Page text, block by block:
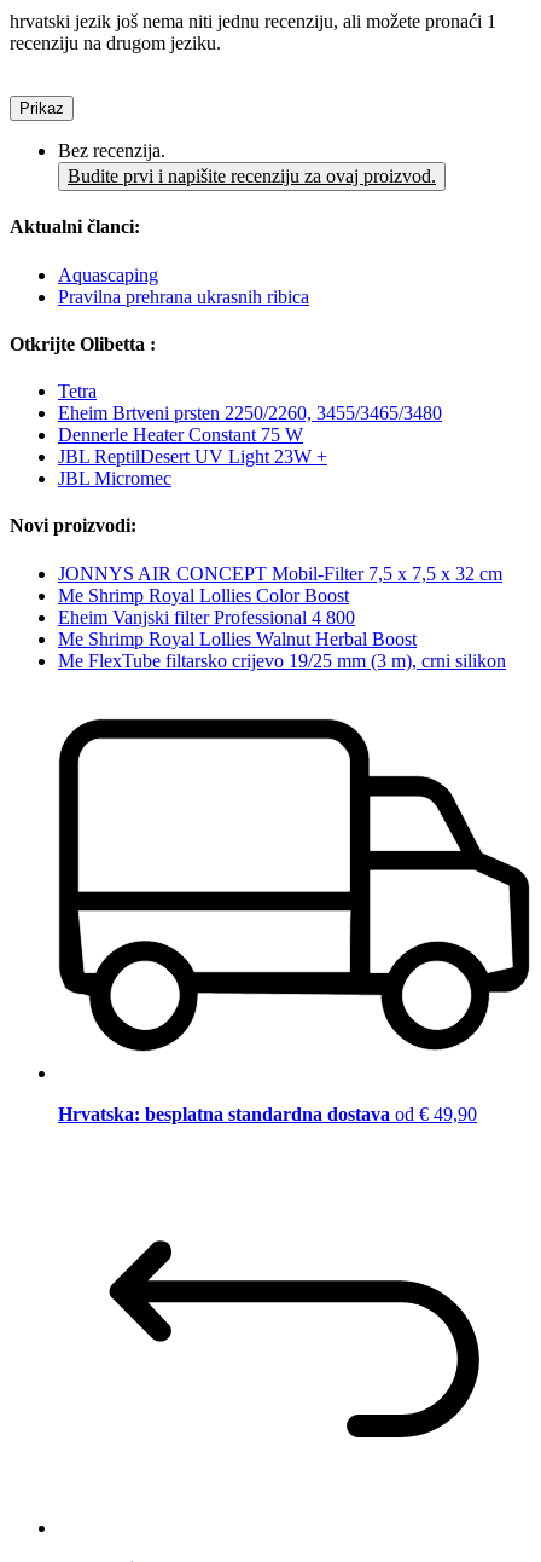
hrvatski jezik još nema niti jednu recenziju, ali možete pronaći 1
recenziju na drugom jeziku.
Prikaz
Bez recenzija.
Budite prvi i napišite recenziju za ovaj proizvod.
Aktualni članci:
Aquascaping
Pravilna prehrana ukrasnih ribica
Otkrijte Olibetta :
Tetra
Eheim Brtveni prsten 2250/2260, 3455/3465/3480
Dennerle Heater Constant 75 W
JBL ReptilDesert UV Light 23W +
JBL Micromec
Novi proizvodi:
JONNYS AIR CONCEPT Mobil-Filter 7,5 x 7,5 x 32 cm
Me Shrimp Royal Lollies Color Boost
Eheim Vanjski filter Professional 4 800
Me Shrimp Royal Lollies Walnut Herbal Boost
Me FlexTube filtarsko crijevo 19/25 mm (3 m), crni silikon
Hrvatska: besplatna standardna dostava od € 49,90